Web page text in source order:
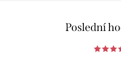
Poslední